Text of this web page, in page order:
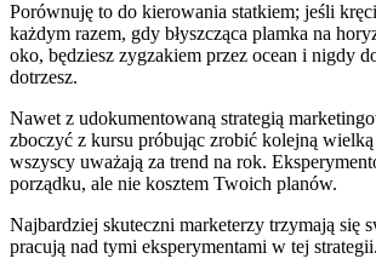
Porównuję to do kierowania statkiem; jeśli
każdym razem, gdy błyszcząca plamka na
oko, będziesz zygzakiem przez ocean i nigdy
dotrzesz.
Nawet z udokumentowaną strategią
zboczyć z kursu próbując zrobić kolejną wielką
wszyscy uważają za trend na rok.
porządku, ale nie kosztem Twoich planów.
Najbardziej skuteczni marketerzy trzymają się
pracują nad tymi eksperymentami w tej strategii.